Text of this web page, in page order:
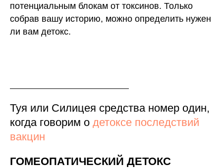
потенциальным блокам от токсинов. Только
собрав вашу историю, можно определить нужен
ли вам детокс.
Туя или Силицея средства номер один,
когда говорим о детоксе последствий
вакцин
ГОМЕОПАТИЧЕСКИЙ ДЕТОКС